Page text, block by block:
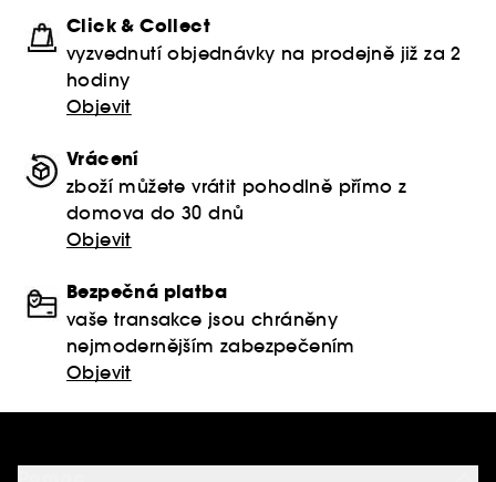
Click & Collect
vyzvednutí objednávky na prodejně již za 2
hodiny
Objevit
Vrácení
zboží můžete vrátit pohodlně přímo z
domova do 30 dnů
Objevit
Bezpečná platba
vaše transakce jsou chráněny
nejmodernějším zabezpečením
Objevit